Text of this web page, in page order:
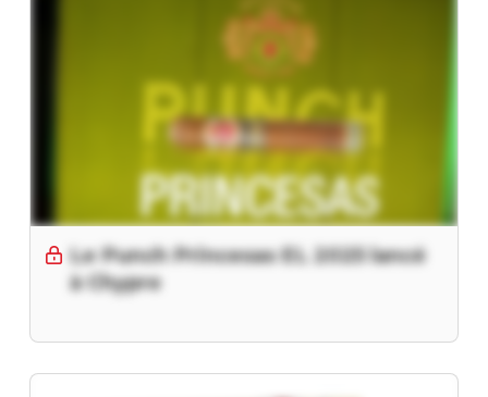
Le Punch Princesas EL 2025 lancé
à Chypre